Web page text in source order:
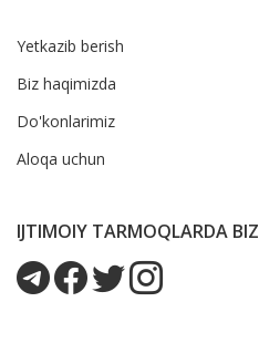
Yetkazib berish
Biz haqimizda
Do'konlarimiz
Aloqa uchun
IJTIMOIY TARMOQLARDA BIZ